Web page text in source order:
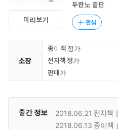
미리보기
두란노 출판
관심
소장
종이책 정가
전자책 정가
판매가
출간 정보 2018.06.21 전자책
2018.06.13 종이책